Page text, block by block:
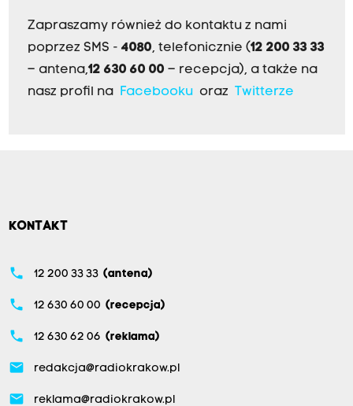
Zapraszamy również do kontaktu z nami
poprzez SMS - 4080, telefonicznie (12 200 33 33
– antena,12 630 60 00 – recepcja), a także na
nasz profil na
Facebookuoraz Twitterze
KONTAKT
phone 12 200 33 33 (antena)
phone 12 630 60 00 (recepcja)
phone 12 630 62 06 (reklama)
email redakcja@radiokrakow.pl
email reklama@radiokrakow.pl